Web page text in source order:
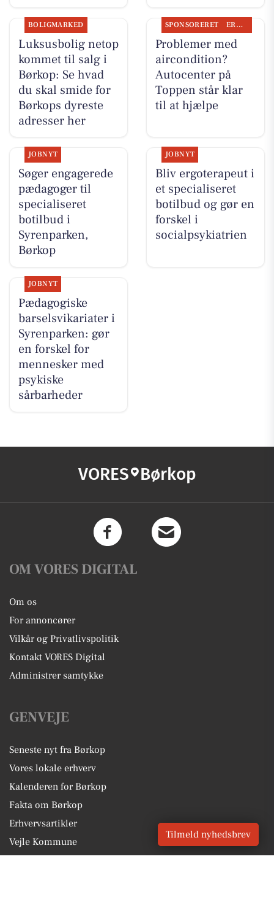
BOLIGMARKED
Luksusbolig netop
kommet til salg i
Børkop: Se hvad
du skal smide for
Børkops dyreste
adresser her
SPONSORERET ERHVERV
Problemer med
aircondition?
Autocenter på
Toppen står klar
til at hjælpe
JOBNYT
Søger engagerede
pædagoger til
specialiseret
botilbud i
Syrenparken,
Børkop
JOBNYT
Bliv ergoterapeut i
et specialiseret
botilbud og gør en
forskel i
socialpsykiatrien
JOBNYT
Pædagogiske
barselsvikariater i
Syrenparken: gør
en forskel for
mennesker med
psykiske
sårbarheder
VORES Børkop
OM VORES DIGITAL
Om os
For annoncører
Vilkår og Privatlivspolitik
Kontakt VORES Digital
Administrer samtykke
GENVEJE
Seneste nyt fra Børkop
Vores lokale erhverv
Kalenderen for Børkop
Fakta om Børkop
Erhvervsartikler
Vejle Kommune
Tilmeld nyhedsbrev